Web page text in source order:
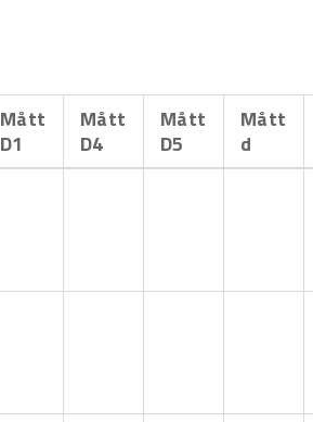
Mått
D1
Mått
D4
Mått
D5
Mått
d